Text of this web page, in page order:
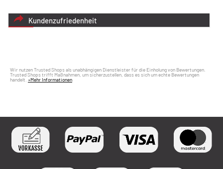
Kundenzufriedenheit
Wir nutzen Trusted Shops als unabhängigen Dienstleister für die Einholung von Bewertungen.
Trusted Shops trifft Maßnahmen, um sicherzustellen, dass es sich um echte Bewertungen
handelt. »Mehr Informationen